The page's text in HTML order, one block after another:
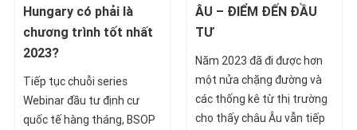
Hungary có phải là
chương trình tốt nhất
2023?
Tiếp tục chuỗi series
Webinar đầu tư định cư
quốc tế hàng tháng, BSOP
ÂU – ĐIỂM ĐẾN ĐẦU
TƯ
Năm 2023 đã đi được hơn
một nửa chặng đường và
các thống kê từ thị trường
cho thấy châu Âu vẫn tiếp